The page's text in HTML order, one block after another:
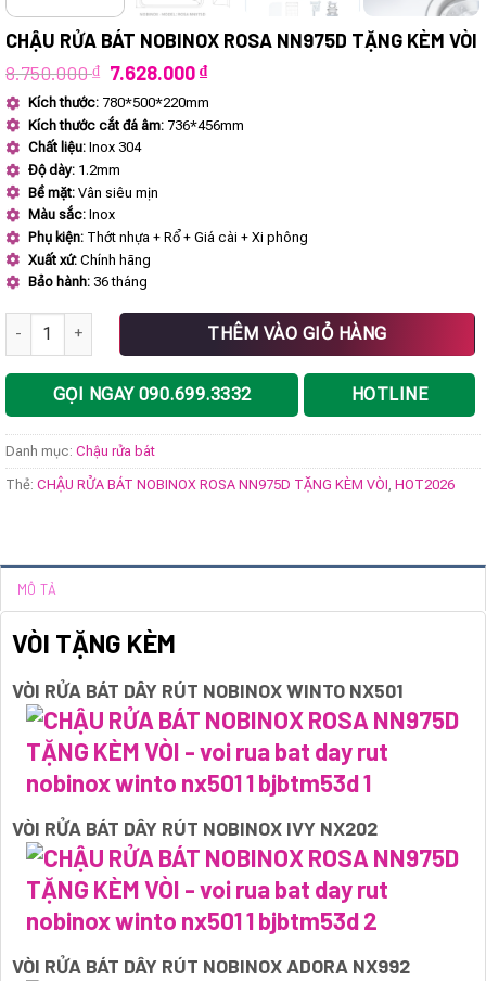
CHẬU RỬA BÁT NOBINOX ROSA NN975D TẶNG KÈM VÒI
8.750.000₫ Giá
là:
8.750.000 ₫.
7.628.000₫Giá
tại
là:
Kích thước: 780*500*220mm
Kích thước cắt đá âm: 736*456mm
Chất liệu: Inox 304
Độ dày: 1.2mm
Bề mặt: Vân siêu mịn
Màu sắc: Inox
Phụ kiện: Thớt nhựa + Rổ + Giá cài + Xi phông
Xuất xứ: Chính hãng
Bảo hành: 36 tháng
CHẬU RỬA BÁT NOBINOX ROSA NN975D TẶNG KÈM VÒI số lượng
THÊM VÀO GIỎ HÀNG
GỌI NGAY 090.699.3332 HOTLINE
Danh mục: Chậu rửa bát
Thẻ: CHẬU RỬA BÁT NOBINOX ROSA NN975D TẶNG KÈM VÒI HOT2026
MÔ TẢ
VÒI TẶNG KÈM
VÒI RỬA BÁT DÂY RÚT NOBINOX WINTO NX501
VÒI RỬA BÁT DÂY RÚT NOBINOX IVY NX202
VÒI RỬA BÁT DÂY RÚT NOBINOX ADORA NX992